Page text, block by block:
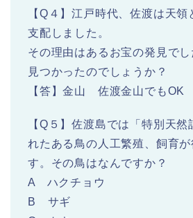
【Q４】江戸時代、佐渡は天
支配しました。
その理由はあるお宝の発見で
見つかったのでしょうか？
【答】金山 佐渡金山でもOK
【Q５】佐渡島では「特別天然
れたある鳥の人工繁殖、飼育が
す。その鳥はなんですか？
A ハクチョウ
B サギ